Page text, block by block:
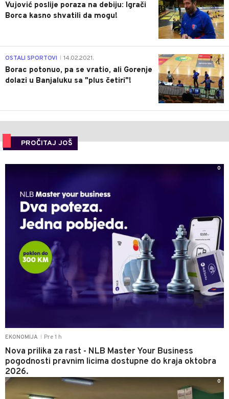
Vujović poslije poraza na debiju: Igrači
Borca kasno shvatili da mogu!
3
OSTALI SPORTOVI 14.02.2021.
Borac potonuo, pa se vratio, ali Gorenje
dolazi u Banjaluku sa "plus četiri"!
PROČITAJ JOŠ
EKONOMIJA Pre 1 h
Nova prilika za rast - NLB Master Your Business
pogodnosti pravnim licima dostupne do kraja oktobra
2026.
0
0